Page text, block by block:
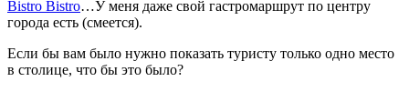
Bistro Bistro…У меня даже свой гастромаршрут по центру
города есть (смеется).
Если бы вам было нужно показать туристу только одно место
в столице, что бы это было?